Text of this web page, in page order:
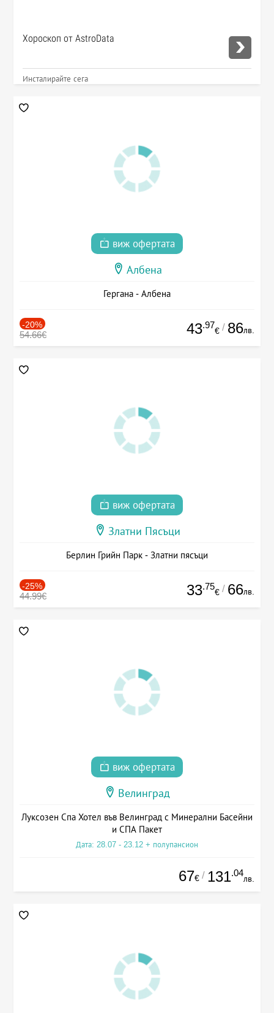
Хороскоп от AstroData
Инсталирайте сега
виж офертата
Албена
Гергана - Албена
-20%
54.66€ 43.97
€ / 86лв.
виж офертата
Златни Пясъци
Берлин Грийн Парк - Златни пясъци
-25%
44.99€ 33.75
€ / 66лв.
виж офертата
Велинград
Луксозен Спа Хотел във Велинград с Минерални Басейни
и СПА Пакет
Дата: 28.07 - 23.12 + полупансион
67€ / 131.04
лв.